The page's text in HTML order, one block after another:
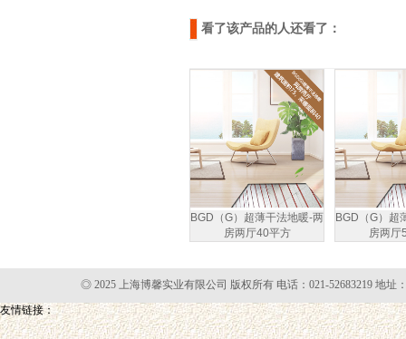
看了该产品的人还看了：
BGD（G）超薄干法地暖-两
房两厅40平方
BGD（G）超
房两厅
◎ 2025 上海博馨实业有限公司 版权所有 电话：021-52683219 地
友情链接：